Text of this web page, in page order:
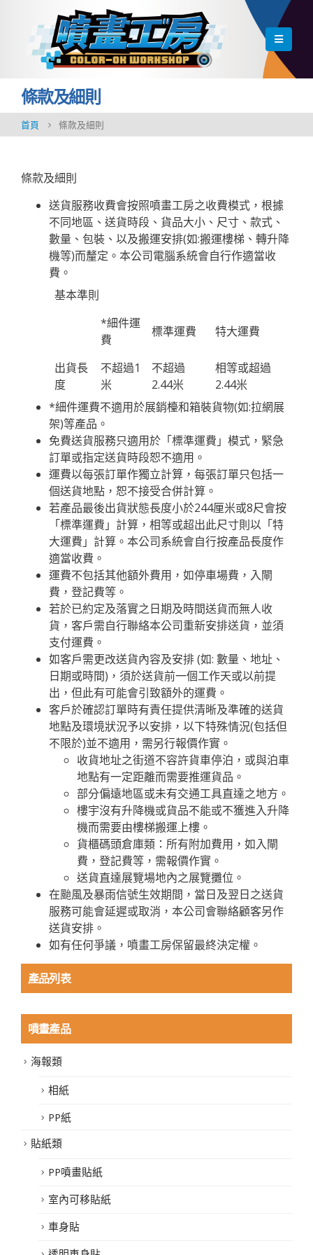
條款及細則
首頁 條款及細則
條款及細則
送貨服務收費會按照噴畫工房之收費模式，根據
不同地區、送貨時段、貨品大小、尺寸、款式、
數量、包裝、以及搬運安排(如:搬運樓梯、轉升降
機等)而釐定。本公司電腦系統會自行作適當收
費。
基本準則
*細件運
費
標準運費 特大運費
出貨長
度
不超過1
米
不超過
2.44米
相等或超過
2.44米
*細件運費不適用於展銷檯和箱裝貨物(如:拉網展
架)等產品。
免費送貨服務只適用於「標準運費」模式，緊急
訂單或指定送貨時段恕不適用。
運費以每張訂單作獨立計算，每張訂單只包括一
個送貨地點，恕不接受合併計算。
若產品最後出貨狀態長度小於244厘米或8尺會按
「標準運費」計算，相等或超出此尺寸則以「特
大運費」計算。本公司系統會自行按產品長度作
適當收費。
運費不包括其他額外費用，如停車場費，入閘
費，登記費等。
若於已約定及落實之日期及時間送貨而無人收
貨，客戶需自行聯絡本公司重新安排送貨，並須
支付運費。
如客戶需更改送貨內容及安排 (如: 數量、地址、
日期或時間)，須於送貨前一個工作天或以前提
出，但此有可能會引致額外的運費。
客戶於確認訂單時有責任提供清晰及準確的送貨
地點及環境狀況予以安排，以下特殊情況(包括但
不限於)並不適用，需另行報價作實。
收貨地址之街道不容許貨車停泊，或與泊車
地點有一定距離而需要推運貨品。
部分偏遠地區或未有交通工具直達之地方。
樓宇沒有升降機或貨品不能或不獲進入升降
機而需要由樓梯搬運上樓。
貨櫃碼頭倉庫類：所有附加費用，如入閘
費，登記費等，需報價作實。
送貨直達展覽場地內之展覽攤位。
在颱風及暴雨信號生效期間，當日及翌日之送貨
服務可能會延遲或取消，本公司會聯絡顧客另作
送貨安排。
如有任何爭議，噴畫工房保留最終決定權。
產品列表
噴畫產品
海報類
相紙
PP紙
貼紙類
PP噴畫貼紙
室內可移貼紙
車身貼